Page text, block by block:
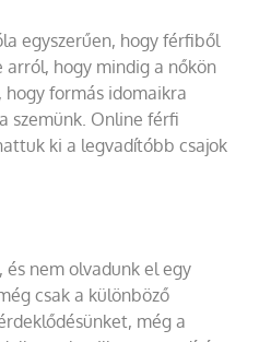
egyszerűen, hogy férfiből
hogy mindig a nőkön
hogy formás idomaikra
szemünk. Online férfi
ki a legvadítóbb csajok
nem olvadunk el egy
csak a különböző
még a